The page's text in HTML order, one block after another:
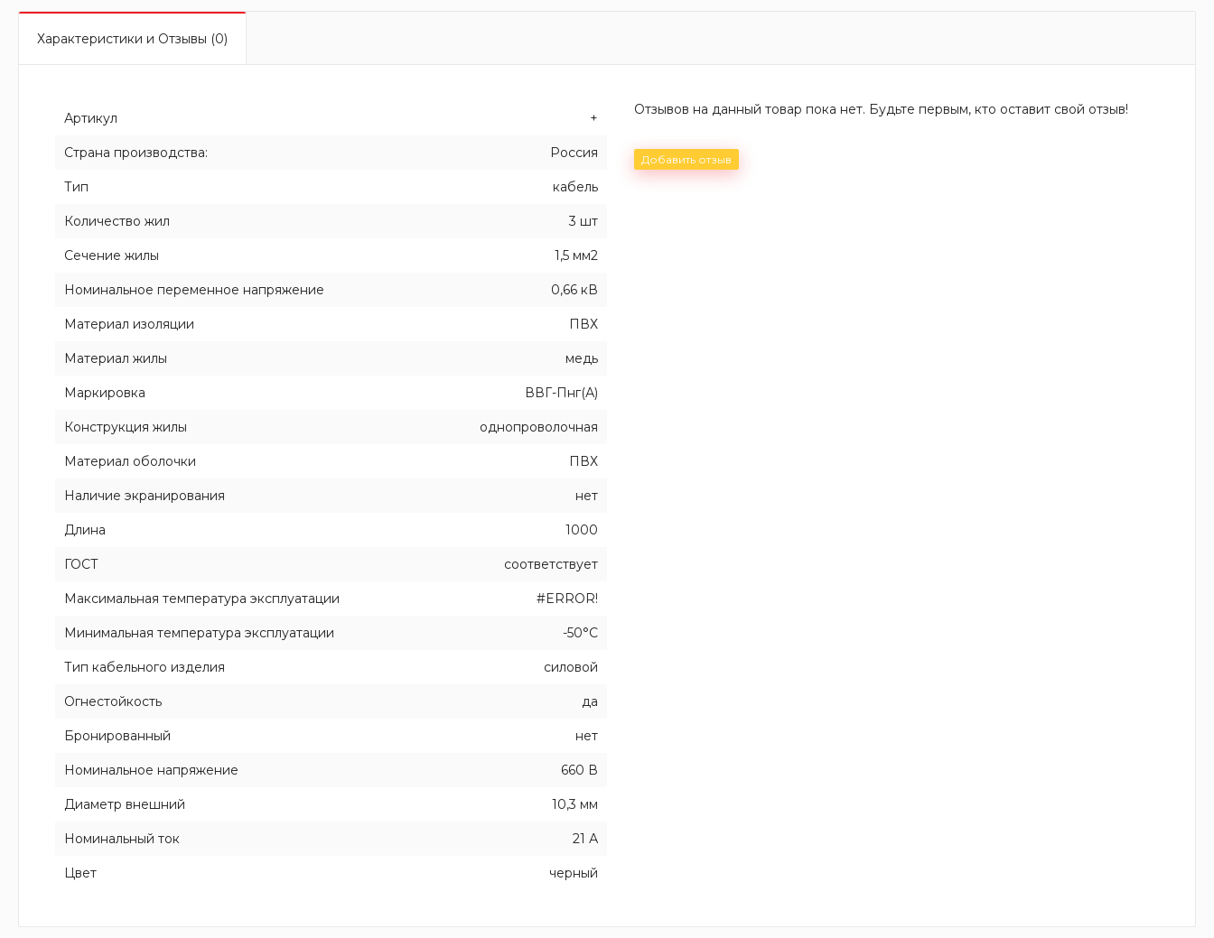
Характеристики и Отзывы (0)
Артикул +
Страна производства: Россия
Тип кабель
Количество жил 3 шт
Сечение жилы 1,5 мм2
Номинальное переменное напряжение 0,66 кВ
Материал изоляции ПВХ
Материал жилы медь
Маркировка ВВГ-Пнг(А)
Конструкция жилы однопроволочная
Материал оболочки ПВХ
Наличие экранирования нет
Длина 1000
ГОСТ соответствует
Максимальная температура эксплуатации #ERROR!
Минимальная температура эксплуатации -50°C
Тип кабельного изделия силовой
Огнестойкость да
Бронированный нет
Номинальное напряжение 660 В
Диаметр внешний 10,3 мм
Номинальный ток 21 А
Цвет черный
Отзывов на данный товар пока нет. Будьте первым, кто оставит свой отзыв!
Добавить отзыв